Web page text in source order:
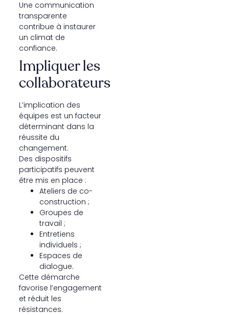
Une communication
transparente
contribue à instaurer
un climat de
confiance.
Impliquer les
collaborateurs
L’implication des
équipes est un facteur
déterminant dans la
réussite du
changement.
Des dispositifs
participatifs peuvent
être mis en place :
Ateliers de co-
construction ;
Groupes de
travail ;
Entretiens
individuels ;
Espaces de
dialogue.
Cette démarche
favorise l’engagement
et réduit les
résistances.